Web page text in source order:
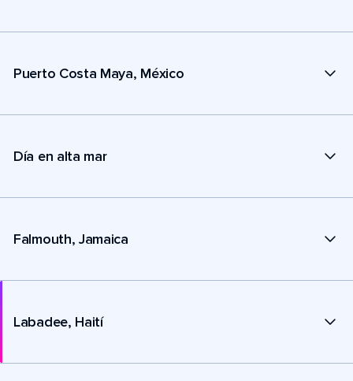
Puerto Costa Maya, México
Día en alta mar
Falmouth, Jamaica
Labadee, Haití